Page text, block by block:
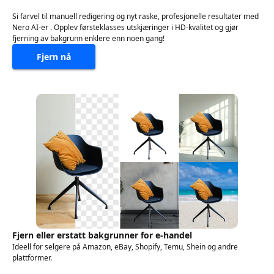
Si farvel til manuell redigering og nyt raske, profesjonelle resultater med
Nero AI-er . Opplev førsteklasses utskjæringer i HD-kvalitet og gjør
fjerning av bakgrunn enklere enn noen gang!
Fjern nå
Fjern eller erstatt bakgrunner for e-handel
Ideell for selgere på Amazon, eBay, Shopify, Temu, Shein og andre
plattformer.